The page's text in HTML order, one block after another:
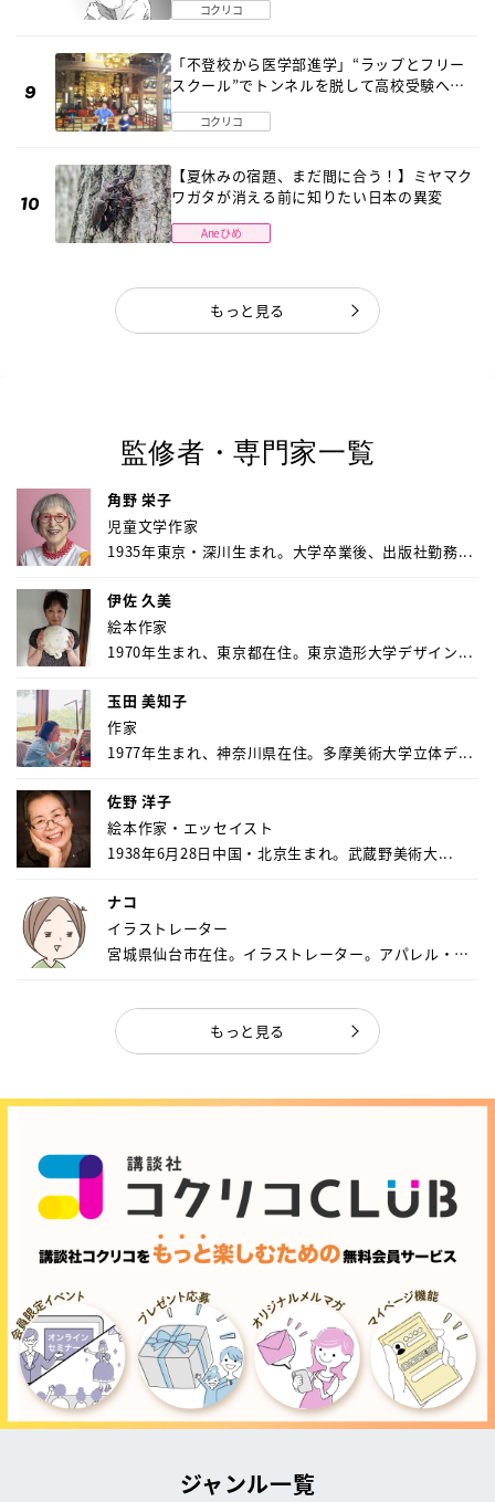
コクリコ
「不登校から医学部進学」“ラップとフリー
スクール”でトンネルを脱して高校受験へ
コクリコ
【夏休みの宿題、まだ間に合う！】ミヤマク
ワガタが消える前に知りたい日本の異変
Aneひめ
もっと見る
監修者・専門家一覧
角野 栄子
児童文学作家
1935年東京・深川生まれ。大学卒業後、出版社勤務...
伊佐 久美
絵本作家
1970年生まれ、東京都在住。東京造形大学デザイン...
玉田 美知子
作家
1977年生まれ、神奈川県在住。多摩美術大学立体デ...
佐野 洋子
絵本作家・エッセイスト
1938年6月28日中国・北京生まれ。武蔵野美術大...
ナコ
イラストレーター
宮城県仙台市在住。イラストレーター。アパレル・キ
もっと見る
ジャンル一覧